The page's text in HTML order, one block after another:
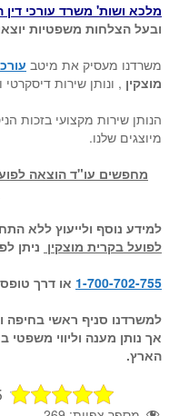
מלכא ושות' משרד עורכי דין
ובעל הצלחות משפטיות
משרדנו מעסיק את מיטב
מוצקין , ונותן שירות
הנותן שירות מקצועי בזכות
מיוצגים שלנו.
מחפשים עו"ד הוצאה
למידע נוסף ולייעוץ ללא
לפועל בקרית מוצקין ניתן
1-700-702-755 או דרך טופס
למשרדנו סניף ראשי בחיפה
אך נותן מענה וליווי משפטי
הארץ.